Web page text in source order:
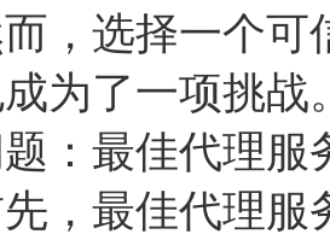
，选择一个可
为了一项挑
：最佳代理服
，最佳代理服